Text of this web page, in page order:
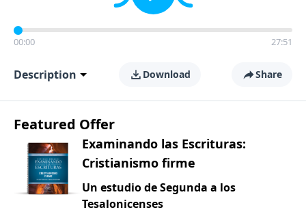
00:00 27:51
Description Download Share
Featured Offer
Examinando las Escrituras:
Cristianismo firme
Un estudio de Segunda a los
Tesalonicenses